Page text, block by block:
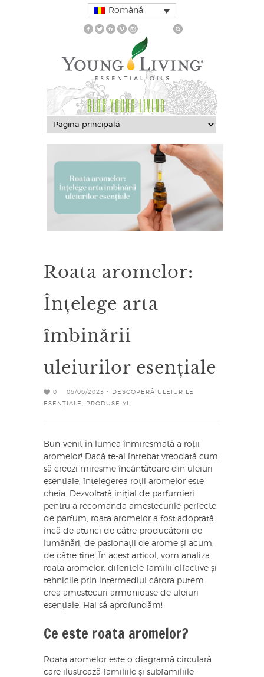
Română
BLOG YOUNG LIVING
Roata aromelor:
Înțelege arta
îmbinării
uleiurilor esențiale
0 05/06/2023 -
DESCOPERĂ ULEIURILE
ESENȚIALE
PRODUSE YL
Bun-venit în lumea înmiresmată a roții
aromelor! Dacă te-ai întrebat vreodată cum
să creezi miresme încântătoare din uleiuri
esențiale, înțelegerea roții aromelor este
cheia. Dezvoltată inițial de parfumieri
pentru a recomanda amestecurile perfecte
de parfum, roata aromelor a fost adoptată
încă de atunci de către producătorii de
lumânări, de pasionații de arome și acum,
de către tine! În acest articol, vom analiza
roata aromelor, diferitele familii olfactive și
tehnicile prin intermediul cărora putem
crea amestecuri armonioase de uleiuri
esențiale. Hai să aprofundăm!
Ce este roata aromelor?
Roata aromelor este o diagramă circulară
care ilustrează familiile și subfamiliile